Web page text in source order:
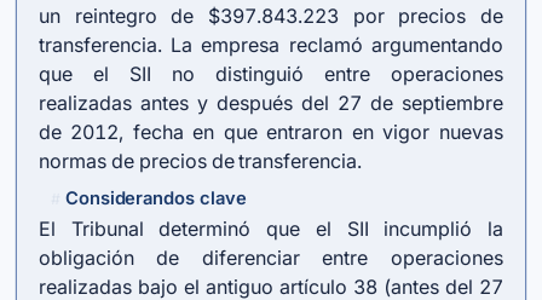
un reintegro de $397.843.223 por precios de
transferencia. La empresa reclamó argumentando
que el SII no distinguió entre operaciones
realizadas antes y después del 27 de septiembre
de 2012, fecha en que entraron en vigor nuevas
normas de precios de transferencia.
Considerandos clave
El Tribunal determinó que el SII incumplió la
obligación de diferenciar entre operaciones
realizadas bajo el antiguo artículo 38 (antes del 27